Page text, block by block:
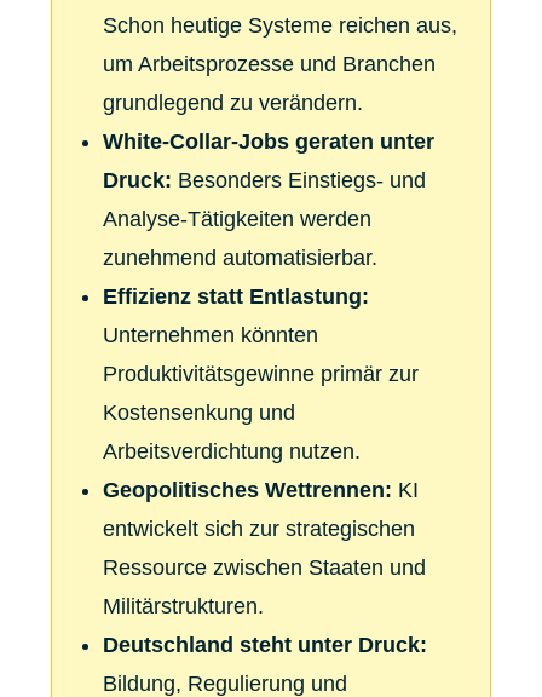
Schon heutige Systeme reichen aus,
um Arbeitsprozesse und Branchen
grundlegend zu verändern.
White-Collar-Jobs geraten unter
Druck: Besonders Einstiegs- und
Analyse-Tätigkeiten werden
zunehmend automatisierbar.
Effizienz statt Entlastung:
Unternehmen könnten
Produktivitätsgewinne primär zur
Kostensenkung und
Arbeitsverdichtung nutzen.
Geopolitisches Wettrennen: KI
entwickelt sich zur strategischen
Ressource zwischen Staaten und
Militärstrukturen.
Deutschland steht unter Druck:
Bildung, Regulierung und